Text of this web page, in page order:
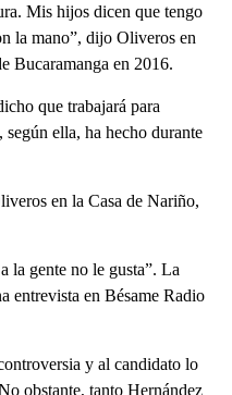
Mis hijos dicen que tengo
la mano”, dijo Oliveros en
Bucaramanga en 2016.
que trabajará para
según ella, ha hecho durante
en la Casa de Nariño,
la gente no le gusta”. La
entrevista en Bésame Radio
y al candidato lo
obstante, tanto Hernández